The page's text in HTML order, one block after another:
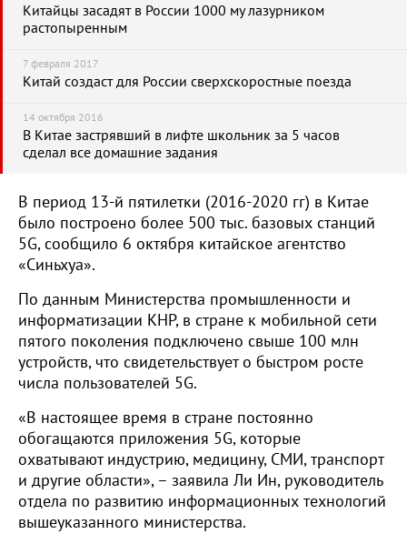
Китайцы засадят в России 1000 му лазурником
растопыренным
7 февраля 2017
Китай создаст для России сверхскоростные поезда
14 октября 2016
В Китае застрявший в лифте школьник за 5 часов
сделал все домашние задания
В период 13-й пятилетки (2016-2020 гг) в Китае
было построено более 500 тыс. базовых станций
5G, сообщило 6 октября китайское агентство
«Синьхуа».
По данным Министерства промышленности и
информатизации КНР, в стране к мобильной сети
пятого поколения подключено свыше 100 млн
устройств, что свидетельствует о быстром росте
числа пользователей 5G.
«В настоящее время в стране постоянно
обогащаются приложения 5G, которые
охватывают индустрию, медицину, СМИ, транспорт
и другие области», – заявила Ли Ин, руководитель
отдела по развитию информационных технологий
вышеуказанного министерства.